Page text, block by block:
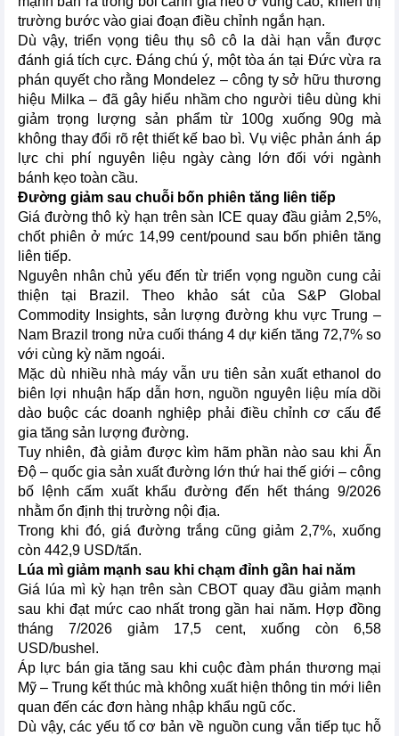
trường bước vào giai đoạn điều chỉnh ngắn hạn.
Dù vậy, triển vọng tiêu thụ sô cô la dài hạn vẫn được
đánh giá tích cực. Đáng chú ý, một tòa án tại Đức vừa ra
phán quyết cho rằng Mondelez – công ty sở hữu thương
hiệu Milka – đã gây hiểu nhầm cho người tiêu dùng khi
giảm trọng lượng sản phẩm từ 100g xuống 90g mà
không thay đổi rõ rệt thiết kế bao bì. Vụ việc phản ánh áp
lực chi phí nguyên liệu ngày càng lớn đối với ngành
bánh kẹo toàn cầu.
Đường giảm sau chuỗi bốn phiên tăng liên tiếp
Giá đường thô kỳ hạn trên sàn ICE quay đầu giảm 2,5%,
chốt phiên ở mức 14,99 cent/pound sau bốn phiên tăng
liên tiếp.
Nguyên nhân chủ yếu đến từ triển vọng nguồn cung cải
thiện tại Brazil. Theo khảo sát của S&P Global
Commodity Insights, sản lượng đường khu vực Trung –
Nam Brazil trong nửa cuối tháng 4 dự kiến tăng 72,7% so
với cùng kỳ năm ngoái.
Mặc dù nhiều nhà máy vẫn ưu tiên sản xuất ethanol do
biên lợi nhuận hấp dẫn hơn, nguồn nguyên liệu mía dồi
dào buộc các doanh nghiệp phải điều chỉnh cơ cấu để
gia tăng sản lượng đường.
Tuy nhiên, đà giảm được kìm hãm phần nào sau khi Ấn
Độ – quốc gia sản xuất đường lớn thứ hai thế giới – công
bố lệnh cấm xuất khẩu đường đến hết tháng 9/2026
nhằm ổn định thị trường nội địa.
Trong khi đó, giá đường trắng cũng giảm 2,7%, xuống
còn 442,9 USD/tấn.
Lúa mì giảm mạnh sau khi chạm đỉnh gần hai năm
Giá lúa mì kỳ hạn trên sàn CBOT quay đầu giảm mạnh
sau khi đạt mức cao nhất trong gần hai năm. Hợp đồng
tháng 7/2026 giảm 17,5 cent, xuống còn 6,58
USD/bushel.
Áp lực bán gia tăng sau khi cuộc đàm phán thương mại
Mỹ – Trung kết thúc mà không xuất hiện thông tin mới liên
quan đến các đơn hàng nhập khẩu ngũ cốc.
Dù vậy, các yếu tố cơ bản về nguồn cung vẫn tiếp tục hỗ